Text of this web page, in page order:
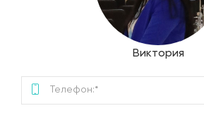
Виктория